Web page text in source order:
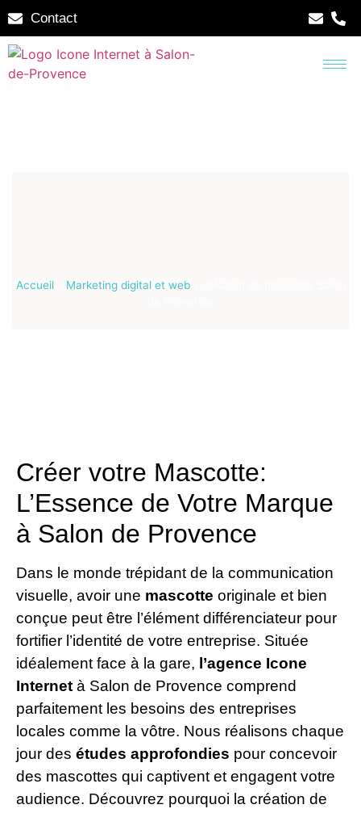
Contact
Accueil» Marketing digital et web»
Créer votre Mascotte:
L’Essence de Votre Marque
à Salon de Provence
Dans le monde trépidant de la communication
visuelle, avoir une mascotte originale et bien
conçue peut être l’élément différenciateur pour
fortifier l’identité de votre entreprise. Située
idéalement face à la gare, l’agence Icone
Internet à Salon de Provence comprend
parfaitement les besoins des entreprises
locales comme la vôtre. Nous réalisons chaque
jour des études approfondies pour concevoir
des mascottes qui captivent et engagent votre
audience. Découvrez pourquoi la création de